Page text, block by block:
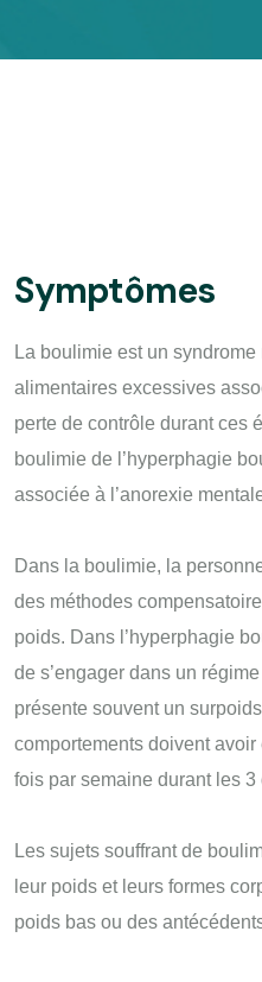
Symptômes
La boulimie est un
alimentaires excessives
perte de contrôle durant ces
boulimie de l’hyperphagie
associée à l’anorexie
Dans la boulimie, la
des méthodes
poids. Dans l’hyperphagie
de s’engager dans un
présente souvent un
comportements doivent
fois par semaine durant les 3
Les sujets souffrant de
leur poids et leurs formes
poids bas ou des